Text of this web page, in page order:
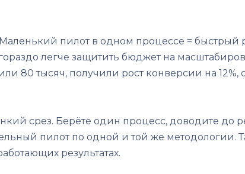
пилот в одном процессе = быстрый
легче защитить бюджет на
80 тысяч, получили рост конверсии на 12%,
срез. Берёте один процесс, доводите до
пилот по одной и той же методологии.
результатах.